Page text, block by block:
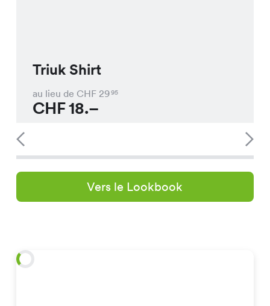
Triuk Shirt
au lieu de CHF 2995
CHF18.–
Vers le Lookbook